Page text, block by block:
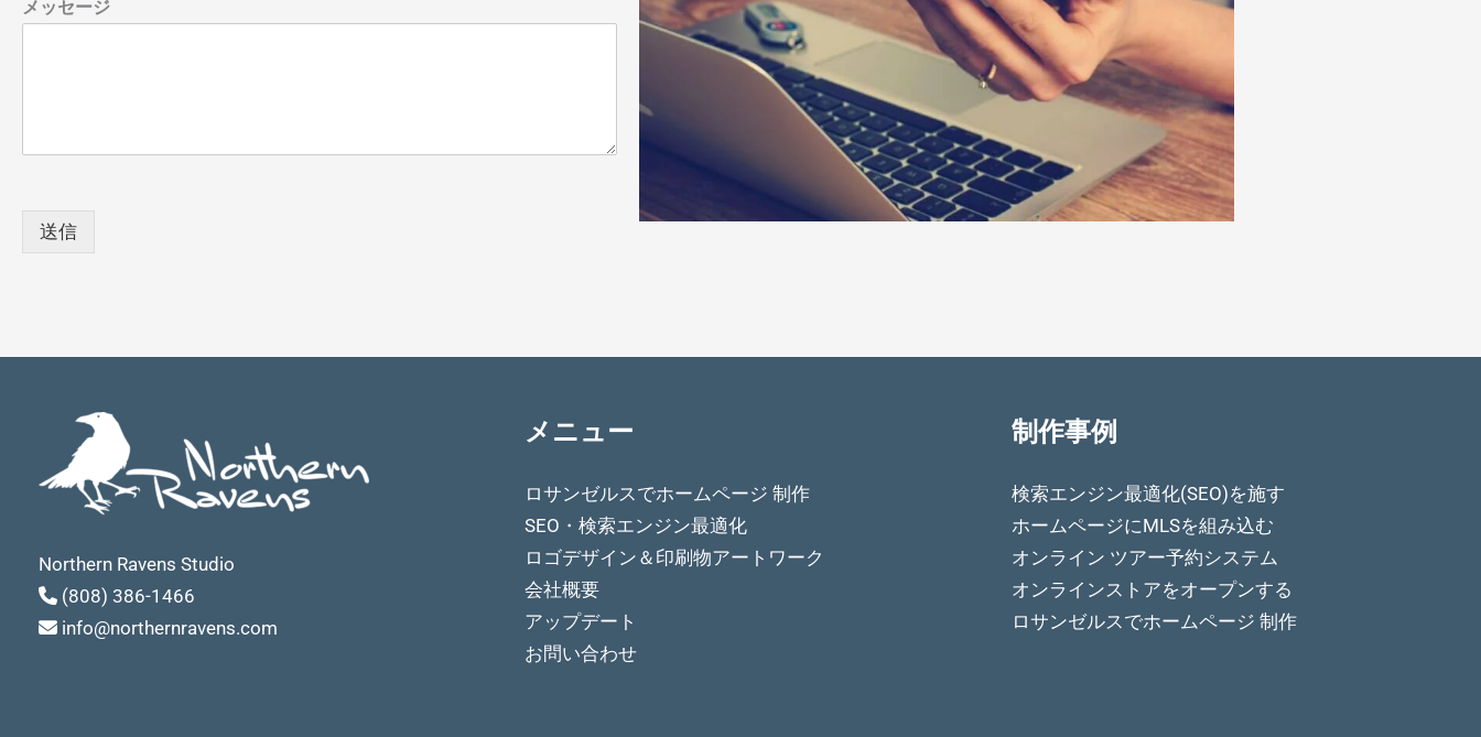
メッセージ
送信
Northern Ravens Studio
(808) 386-1466
info@northernravens.com
メニュー
ロサンゼルスでホームページ 制作
SEO・検索エンジン最適化
ロゴデザイン＆印刷物アートワーク
会社概要
アップデート
お問い合わせ
制作事例
検索エンジン最適化(SEO)を施す
ホームページにMLSを組み込む
オンライン ツアー予約システム
オンラインストアをオープンする
ロサンゼルスでホームページ 制作